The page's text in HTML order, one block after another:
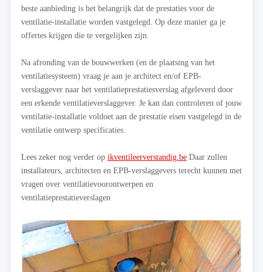
beste aanbieding is het belangrijk dat de prestaties voor de
ventilatie-installatie worden vastgelegd. Op deze manier ga je
offertes krijgen die te vergelijken zijn.
Na afronding van de bouwwerken (en de plaatsing van het
ventilatiesysteem) vraag je aan je architect en/of EPB-
verslaggever naar het ventilatieprestatiesverslag afgeleverd door
een erkende ventilatieverslaggever. Je kan dan controleren of jouw
ventilatie-installatie voldoet aan de prestatie eisen vastgelegd in de
ventilatie ontwerp specificaties.
Lees zeker nog verder op ikventileerverstandig.be Daar zullen
installateurs, architecten en EPB-verslaggevers terecht kunnen met
vragen over ventilatievoorontwerpen en
ventilatieprestatieverslagen